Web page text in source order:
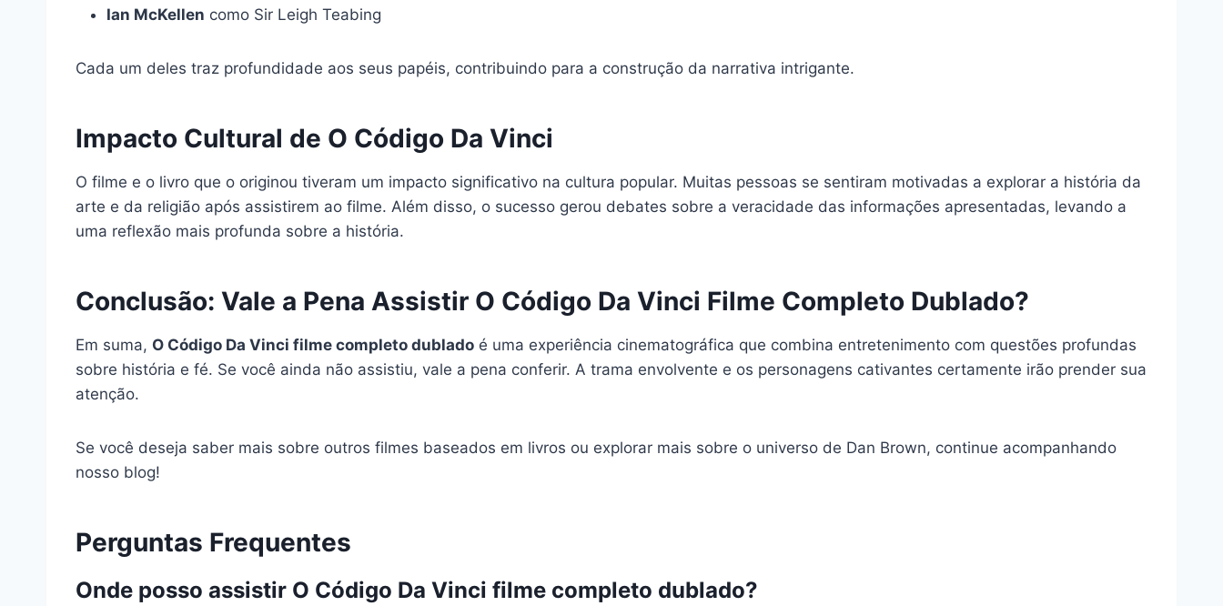
Ian McKellen como Sir Leigh Teabing
Cada um deles traz profundidade aos seus papéis, contribuindo para a construção da narrativa intrigante.
Impacto Cultural de O Código Da Vinci
O filme e o livro que o originou tiveram um impacto significativo na cultura popular. Muitas pessoas se sentiram motivadas a explorar a história da
arte e da religião após assistirem ao filme. Além disso, o sucesso gerou debates sobre a veracidade das informações apresentadas, levando a
uma reflexão mais profunda sobre a história.
Conclusão: Vale a Pena Assistir O Código Da Vinci Filme Completo Dublado?
Em suma, O Código Da Vinci filme completo dublado é uma experiência cinematográfica que combina entretenimento com questões profundas
sobre história e fé. Se você ainda não assistiu, vale a pena conferir. A trama envolvente e os personagens cativantes certamente irão prender sua
atenção.
Se você deseja saber mais sobre outros filmes baseados em livros ou explorar mais sobre o universo de Dan Brown, continue acompanhando
nosso blog!
Perguntas Frequentes
Onde posso assistir O Código Da Vinci filme completo dublado?